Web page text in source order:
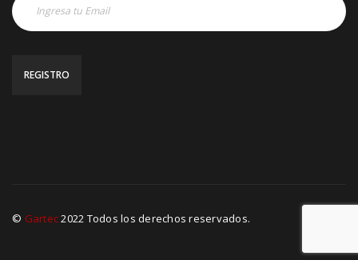
© Gartec2022 Todos los derechos reservados.